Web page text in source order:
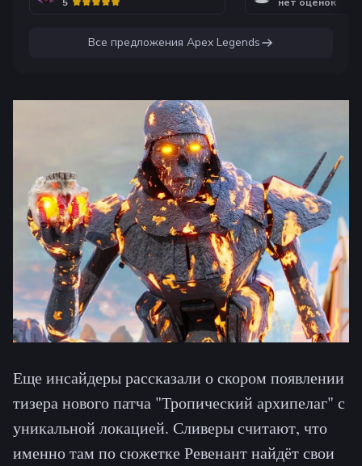
Все предложенияApex Legends
Еще инсайдеры рассказали о скором появлении
тизера нового патча "Тропический архипелаг" с
уникальной локацией. Сливеры считают, что
именно там по сюжетке Ревенант найдёт свои